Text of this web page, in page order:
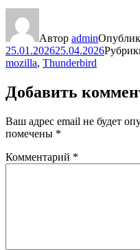
Автор admin
25.01.202625.04.2026
mozilla, Thunderbird
Добавить
Ваш адрес email не будет
помечены *
Комментарий *